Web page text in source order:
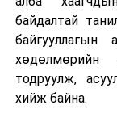
байдалтай
байгууллагын
тодруулж,
хийж байна.